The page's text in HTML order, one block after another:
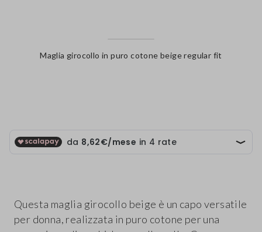
Maglia girocollo in puro cotone beige regular fit
Questa maglia girocollo beige è un capo versatile
per donna, realizzata in puro cotone per una